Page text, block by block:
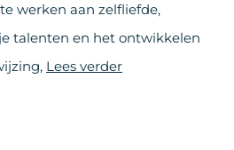
werken aan zelfliefde,
talenten en het ontwikkelen
Lees verder